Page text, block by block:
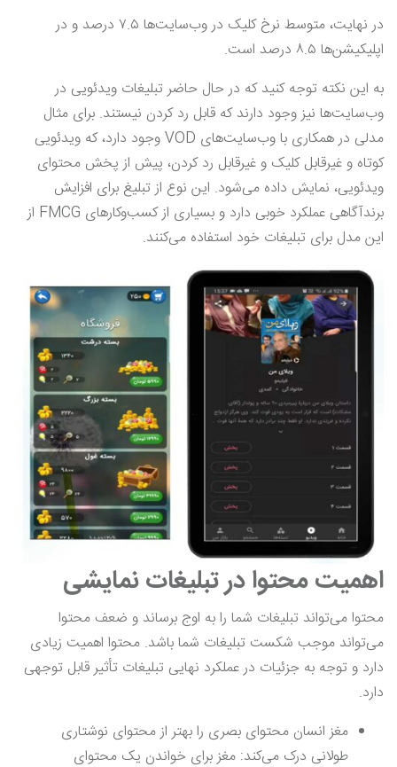
در نهایت، متوسط نرخ کلیک در وب‌سایت‌ها ۷.۵ درصد و در
اپلیکیشن‌ها ۸.۵ درصد است.
به این نکته توجه کنید که در حال حاضر تبلیغات ویدئویی در
وب‌سایت‌ها نیز وجود دارند که قابل رد کردن نیستند. برای مثال
مدلی در همکاری با وب‌سایت‌های VOD وجود دارد، که ویدئویی
کوتاه و غیرقابل کلیک و غیرقابل رد کردن، پیش از پخش محتوای
ویدئویی، نمایش داده می‌شود. این نوع از تبلیغ برای افزایش
برندآگاهی عملکرد خوبی دارد و بسیاری از کسب‌وکارهای FMCG از
این مدل برای تبلیغات خود استفاده می‌کنند.
اهمیت محتوا در تبلیغات نمایشی
محتوا می‌تواند تبلیغات شما را به اوج برساند و ضعف محتوا
می‌تواند موجب شکست تبلیغات شما باشد. محتوا اهمیت زیادی
دارد و توجه به جزئیات در عملکرد نهایی تبلیغات تأثیر قابل توجهی
دارد.
مغز انسان محتوای بصری را بهتر از محتوای نوشتاری
طولانی درک می‌کند: مغز برای خواندن یک محتوای